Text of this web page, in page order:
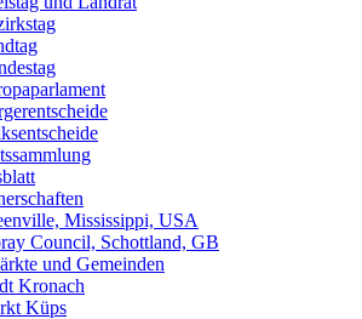
Mississippi, USA
Council, Schottland, GB
und Gemeinden
Kronach
Küps